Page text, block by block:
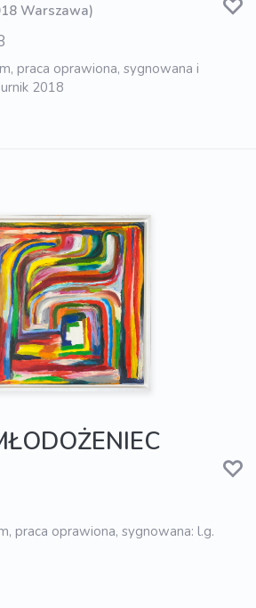
Warszawa)
praca oprawiona, sygnowana i
2018
praca oprawiona, sygnowana: l.g.